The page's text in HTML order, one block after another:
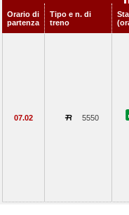
Orario di
partenza
Tipo e n. di
treno
07.02 5550